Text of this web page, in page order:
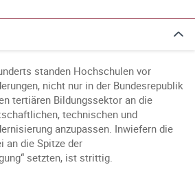
standen Hochschulen vor
nicht nur in der Bundesrepublik
tertiären Bildungssektor an die
technischen und
anzupassen. Inwiefern die
an die Spitze der
setzten, ist strittig.